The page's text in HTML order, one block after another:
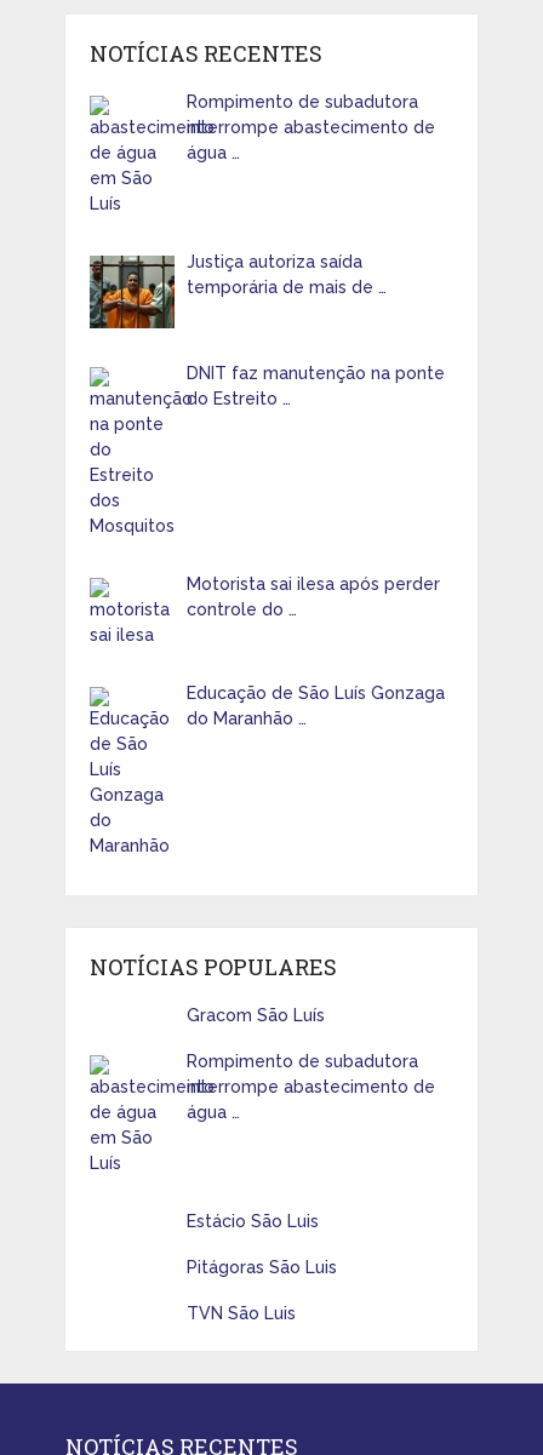
NOTÍCIAS RECENTES
Rompimento de subadutora
interrompe abastecimento de
água …
Justiça autoriza saída
temporária de mais de …
DNIT faz manutenção na ponte
do Estreito …
Motorista sai ilesa após perder
controle do …
Educação de São Luís Gonzaga
do Maranhão …
NOTÍCIAS POPULARES
Gracom São Luís
Rompimento de subadutora
interrompe abastecimento de
água …
Estácio São Luis
Pitágoras São Luis
TVN São Luis
NOTÍCIAS RECENTES